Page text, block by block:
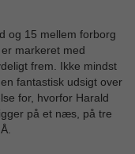
og 15 mellem forborg
markeret med
frem. Ikke mindst
fantastisk udsigt over
for, hvorfor Harald
på et næs, på tre